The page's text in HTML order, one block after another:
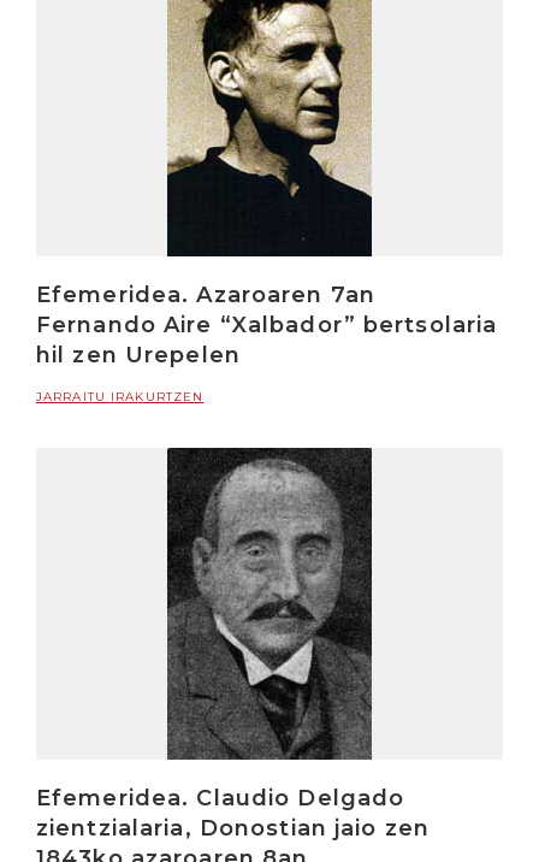
Efemeridea. Azaroaren 7an
Fernando Aire “Xalbador” bertsolaria
hil zen Urepelen
JARRAITU IRAKURTZEN
Efemeridea. Claudio Delgado
zientzialaria, Donostian jaio zen